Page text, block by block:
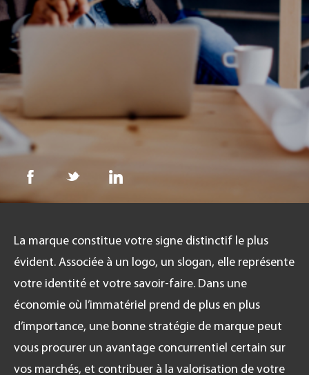
La marque constitue votre signe distinctif le plus
évident. Associée à un logo, un slogan, elle représente
votre identité et votre savoir-faire. Dans une
économie où l’immatériel prend de plus en plus
d’importance, une bonne stratégie de marque peut
vous procurer un avantage concurrentiel certain sur
vos marchés, et contribuer à la valorisation de votre